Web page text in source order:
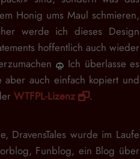
Honig ums Maul schmieren,
werde ich dieses Design
hoffentlich auch wieder
Ich überlasse es
auch einfach kopiert und
WTFPL-Lizenz .
DravensTales wurde im Laufe
Funblog, ein Blog über